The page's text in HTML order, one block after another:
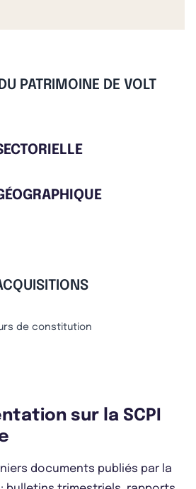
PATRIMOINE DE VOLT
de constitution
sur la SCPI
documents publiés par la